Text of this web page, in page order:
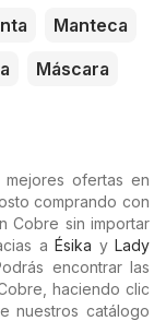
Manteca
Máscara
mejores ofertas en
comprando con
Cobre sin importar
aÉsika yLady
encontrar las
haciendo clic
nuestros catálogo